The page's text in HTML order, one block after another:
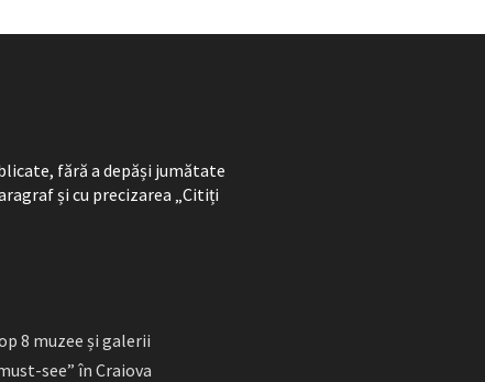
fără a depăși jumătate
și cu precizarea „Citiți
8 muzee și galerii
see” în Craiova